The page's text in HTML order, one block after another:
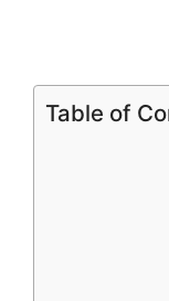
Table of